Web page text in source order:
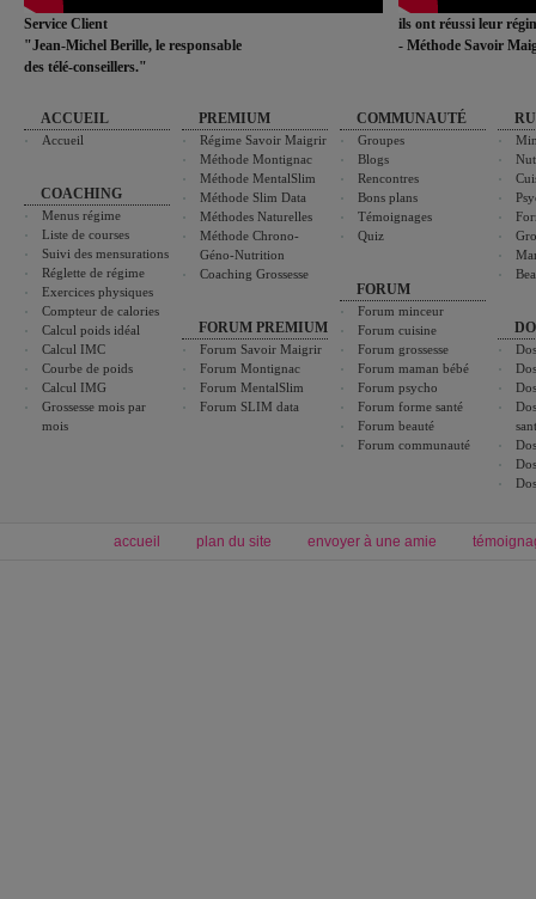
Service Client
"Jean-Michel Berille, le responsable
des télé-conseillers."
ils ont réussi leur
- Méthode Savoir
ACCUEIL
Accueil
COACHING
Menus régime
Liste de courses
Suivi des mensurations
Réglette de régime
Exercices physiques
Compteur de calories
Calcul poids idéal
Calcul IMC
Courbe de poids
Calcul IMG
Grossesse mois par
mois
PREMIUM
Régime Savoir Maigrir
Méthode Montignac
Méthode MentalSlim
Méthode Slim Data
Méthodes Naturelles
Méthode Chrono-
Géno-Nutrition
Coaching Grossesse
FORUM PREMIUM
Forum Savoir Maigrir
Forum Montignac
Forum MentalSlim
Forum SLIM data
COMMUNAUTÉ
Groupes
Blogs
Rencontres
Bons plans
Témoignages
Quiz
FORUM
Forum minceur
Forum cuisine
Forum grossesse
Forum maman bébé
Forum psycho
Forum forme santé
Forum beauté
Forum communauté
accueil plan du site envoyer à une amie